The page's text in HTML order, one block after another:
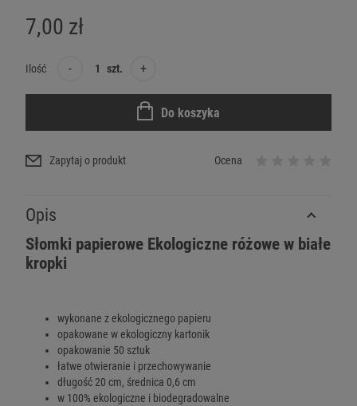
7,00 zł
Ilość - szt. +
Do koszyka
Zapytaj o produkt Ocena
Opis
Słomki papierowe Ekologiczne różowe w białe
kropki
wykonane z ekologicznego papieru
opakowane w ekologiczny kartonik
opakowanie 50 sztuk
łatwe otwieranie i przechowywanie
długość 20 cm, średnica 0,6 cm
w 100% ekologiczne i biodegradowalne